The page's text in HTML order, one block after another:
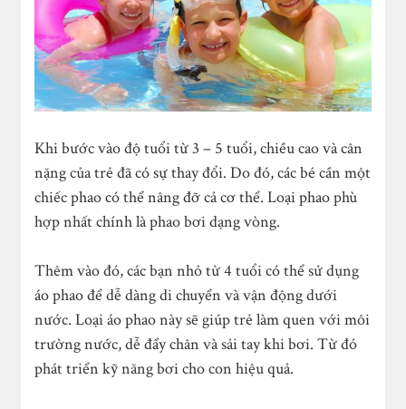
Khi bước vào độ tuổi từ 3 – 5 tuổi, chiều cao và cân
nặng của trẻ đã có sự thay đổi. Do đó, các bé cần một
chiếc phao có thể nâng đỡ cả cơ thể. Loại phao phù
hợp nhất chính là phao bơi dạng vòng.
Thêm vào đó, các bạn nhỏ từ 4 tuổi có thể sử dụng
áo phao để dễ dàng di chuyển và vận động dưới
nước. Loại áo phao này sẽ giúp trẻ làm quen với môi
trường nước, dễ đẩy chân và sải tay khi bơi. Từ đó
phát triển kỹ năng bơi cho con hiệu quả.